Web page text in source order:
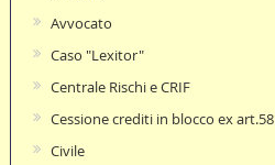
Avvocato
Caso "Lexitor"
Centrale Rischi e CRIF
Cessione crediti in blocco ex art.58
Civile